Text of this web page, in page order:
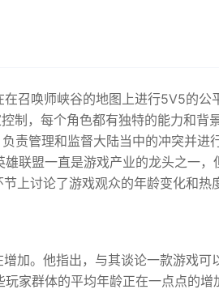
召唤师峡谷的地图上进行5V5的公
制，每个角色都有独特的能力和背
责管理和监督大陆当中的冲突并进
联盟一直是游戏产业的龙头之一，
上讨论了游戏观众的年龄变化和热
加。他指出，与其谈论一款游戏可
家群体的平均年龄正在一点点的增